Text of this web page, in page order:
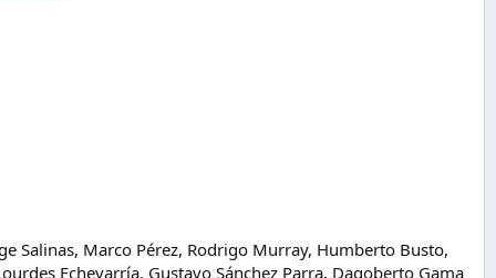
Salinas, Marco Pérez, Rodrigo Murray, Humberto Busto,
Echevarría, Gustavo Sánchez Parra, Dagoberto Gama